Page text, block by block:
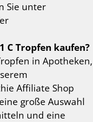
Sie unter
C Tropfen kaufen?
in Apotheken,
Affiliate Shop
große Auswahl
und eine